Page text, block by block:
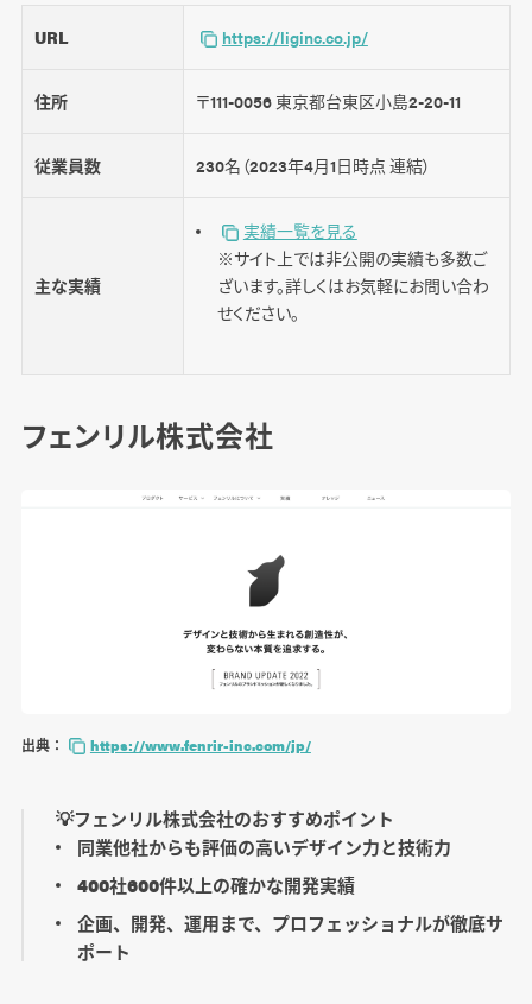
URL https://liginc.co.jp/
住所 〒111-0056 東京都台東区小島2-20-11
従業員数 230名（2023年4月1日時点 連結）
主な実績
実績一覧を見る
※サイト上では非公開の実績も多数ご
ざいます。詳しくはお気軽にお問い合わ
せください。
フェンリル株式会社
出典： https://www.fenrir-inc.com/jp/
💡フェンリル株式会社のおすすめポイント
同業他社からも評価の高いデザイン力と技術力
400社600件以上の確かな開発実績
企画、開発、運用まで、プロフェッショナルが徹底サ
ポート